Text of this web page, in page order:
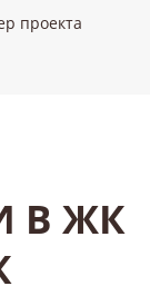
проекта
В ЖК